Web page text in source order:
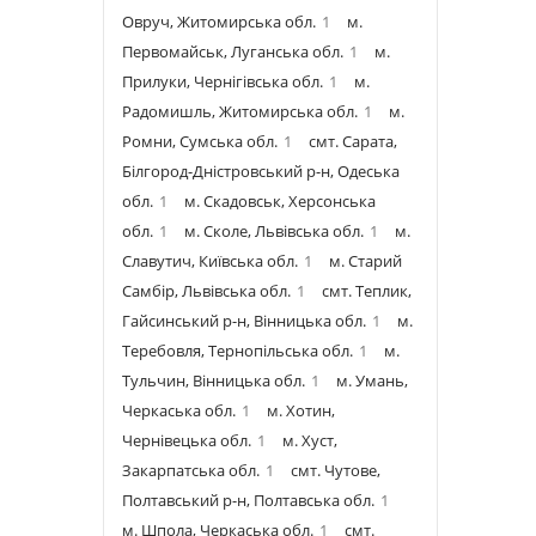
Овруч, Житомирська обл. 1
м.
Первомайськ, Луганська обл. 1
м.
Прилуки, Чернігівська обл. 1
м.
Радомишль, Житомирська обл. 1
м.
Ромни, Сумська обл. 1
смт. Сарата,
Білгород-Дністровський р-н, Одеська
обл. 1
м. Скадовськ, Херсонська
обл. 1 м. Сколе, Львівська обл. 1
м.
Славутич, Київська обл. 1
м. Старий
Самбір, Львівська обл. 1
смт. Теплик,
Гайсинський р-н, Вінницька обл. 1
м.
Теребовля, Тернопільська обл. 1
м.
Тульчин, Вінницька обл. 1
м. Умань,
Черкаська обл. 1
м. Хотин,
Чернівецька обл. 1
м. Хуст,
Закарпатська обл. 1
смт. Чутове,
Полтавський р-н, Полтавська обл. 1
м. Шпола, Черкаська обл. 1 смт.